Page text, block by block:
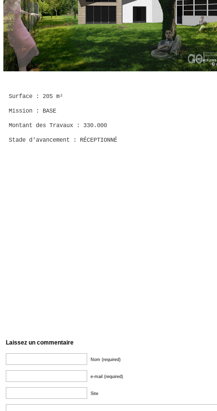
Surface : 205 m²
Mission : BASE
Montant des Travaux : 330.000
Stade d'avancement : RÉCEPTIONNÉ
Laissez un commentaire
Nom (required)
e-mail (required)
Site